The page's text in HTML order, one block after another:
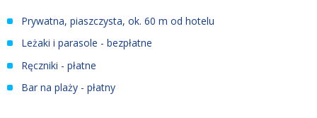
Prywatna, piaszczysta, ok. 60 m od hotelu
Leżaki i parasole - bezpłatne
Ręczniki - płatne
Bar na plaży - płatny